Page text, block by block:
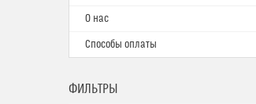
О нас
Способы оплаты
ФИЛЬТРЫ